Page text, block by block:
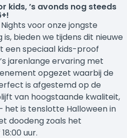
kids, ’s avonds nog steeds
voor onze jongste
bieden we tijdens dit nieuwe
een speciaal kids-proof
jarenlange ervaring met
opgezet waarbij de
is afgestemd op de
van hoogstaande kwaliteit,
het is tenslotte Halloween in
doodeng zoals het
uur.